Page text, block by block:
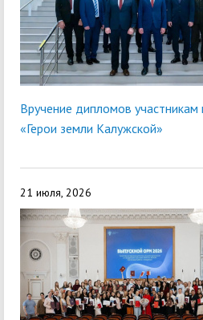
Вручение дипломов
«Герои земли Калужской»
21 июля, 2026